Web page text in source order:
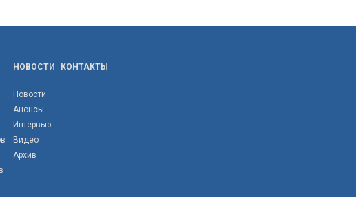
НОВОСТИ
Новости
Анонсы
Интервью
Видео
Архив
КОНТАКТЫ